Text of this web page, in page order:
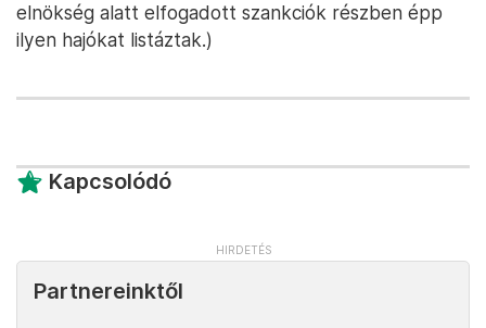
elnökség alatt elfogadott szankciók részben épp
ilyen hajókat listáztak.)
Kapcsolódó
Partnereinktől